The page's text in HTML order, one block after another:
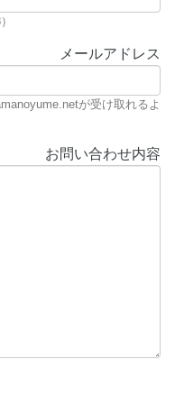
メールアドレス
が受け取れるよ
お問い合わせ内容